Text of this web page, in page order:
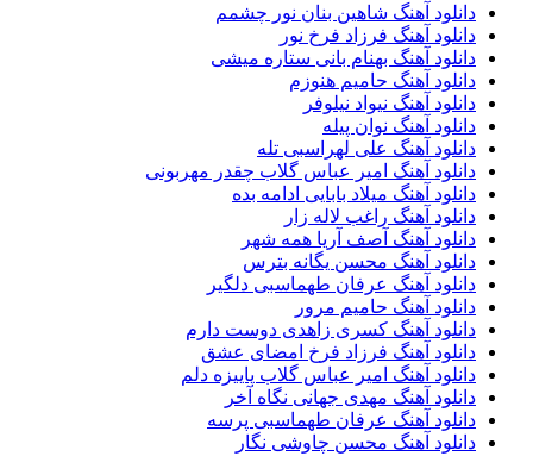
دانلود آهنگ شاهین بنان نور چشمم
دانلود آهنگ فرزاد فرخ نور
دانلود آهنگ بهنام بانی ستاره میشی
دانلود آهنگ حامیم هنوزم
دانلود آهنگ نیواد نیلوفر
دانلود آهنگ نوان پیله
دانلود آهنگ علی لهراسبی تله
دانلود آهنگ امیر عباس گلاب چقدر مهربونی
دانلود آهنگ میلاد بابایی ادامه بده
دانلود آهنگ راغب لاله زار
دانلود آهنگ آصف آریا همه شهر
دانلود آهنگ محسن یگانه بترس
دانلود آهنگ عرفان طهماسبی دلگیر
دانلود آهنگ حامیم مرور
دانلود آهنگ کسری زاهدی دوست دارم
دانلود آهنگ فرزاد فرخ امضای عشق
دانلود آهنگ امیر عباس گلاب پاییزه دلم
دانلود آهنگ مهدی جهانی نگاه آخر
دانلود آهنگ عرفان طهماسبی پرسه
دانلود آهنگ محسن چاوشی نگار